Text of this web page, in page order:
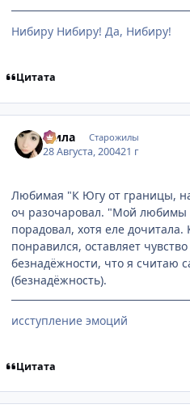
Нибиру Нибиру! Да, Нибиру!
Цитата
Мила Старожилы
28 Августа, 200421 г
Любимая "К Югу от границы,
оч разочаровал. "Мой любимы
порадовал, хотя еле
понравился, оставляет
безнадёжности, что я считаю
(безнадёжность).
исступление эмоций
Цитата